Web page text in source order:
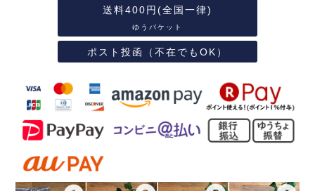
送料400円(全国一律)
ゆうパケット
ポスト投函（不在でもOK）